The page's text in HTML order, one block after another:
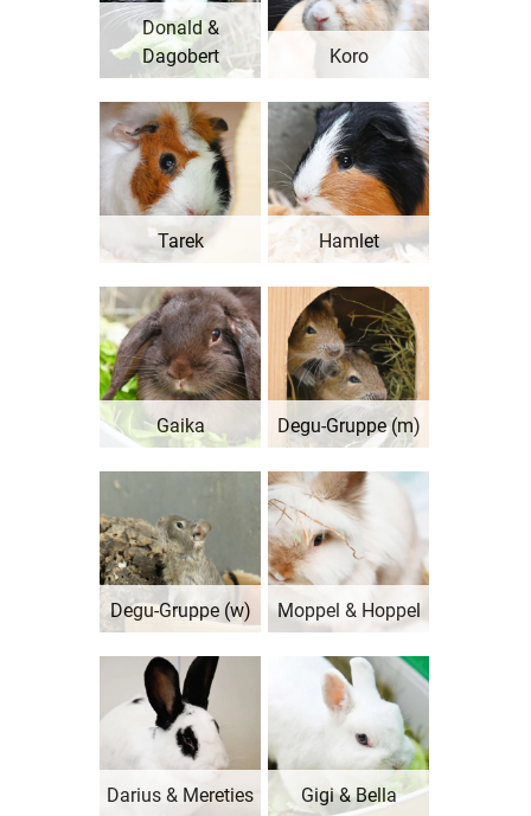
Donald &
Dagobert
Koro
Tarek Hamlet
Gaika Degu-Gruppe (m)
Degu-Gruppe (w) Moppel & Hoppel
Darius & Mereties Gigi & Bella